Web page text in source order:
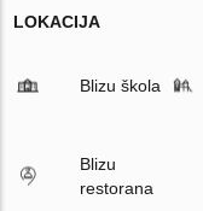
LOKACIJA
Blizu škola
Blizu
restorana